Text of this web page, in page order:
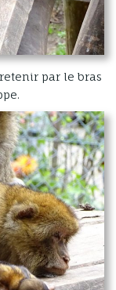
par le bras